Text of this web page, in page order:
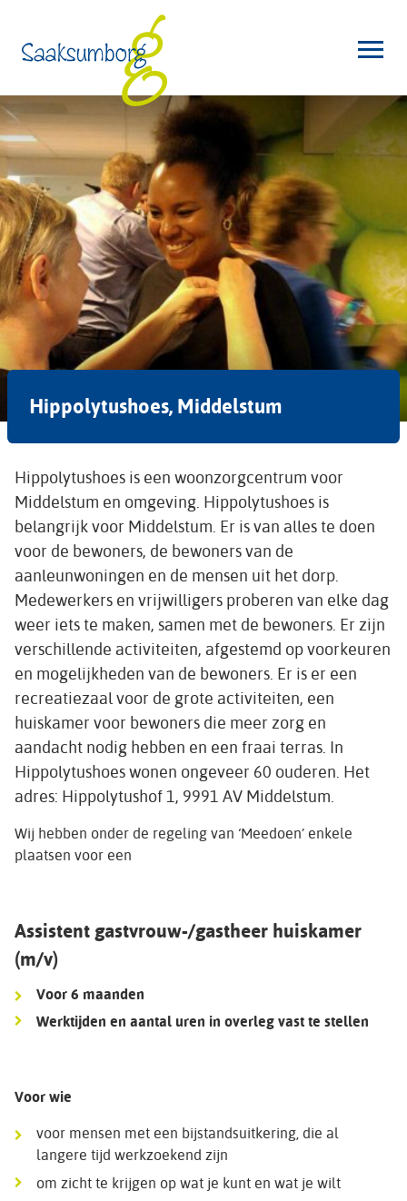
Hippolytushoes, Middelstum
Hippolytushoes is een woonzorgcentrum voor
Middelstum en omgeving. Hippolytushoes is
belangrijk voor Middelstum. Er is van alles te doen
voor de bewoners, de bewoners van de
aanleunwoningen en de mensen uit het dorp.
Medewerkers en vrijwilligers proberen van elke dag
weer iets te maken, samen met de bewoners. Er zijn
verschillende activiteiten, afgestemd op voorkeuren
en mogelijkheden van de bewoners. Er is er een
recreatiezaal voor de grote activiteiten, een
huiskamer voor bewoners die meer zorg en
aandacht nodig hebben en een fraai terras. In
Hippolytushoes wonen ongeveer 60 ouderen. Het
adres: Hippolytushof 1, 9991 AV Middelstum.
Wij hebben onder de regeling van ‘Meedoen’ enkele
plaatsen voor een
Assistent gastvrouw-/gastheer huiskamer
(m/v)
Voor 6 maanden
Werktijden en aantal uren in overleg vast te stellen
Voor wie
voor mensen met een bijstandsuitkering, die al
langere tijd werkzoekend zijn
om zicht te krijgen op wat je kunt en wat je wilt